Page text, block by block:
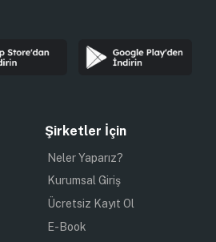
Şirketler İçin
Neler Yaparız?
Kurumsal Giriş
Ücretsiz Kayıt Ol
E-Book